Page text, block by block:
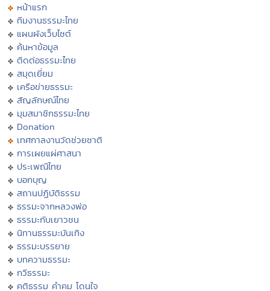
หน้าแรก
ทีมงานธรรมะไทย
แผนผังเว็บไซต์
ค้นหาข้อมูล
ติดต่อธรรมะไทย
สมุดเยี่ยม
เครือข่ายธรรมะ
สัญลักษณ์ไทย
มุมสมาชิกธรรมะไทย
Donation
เทศกาลงานวัดช่วยชาติ
การเผยแผ่ศาสนา
ประเพณีไทย
บอกบุญ
สถานปฏิบัติธรรม
ธรรมะจากหลวงพ่อ
ธรรมะกับเยาวชน
นิทานธรรมะบันเทิง
ธรรมะบรรยาย
บทความธรรมะ
กวีธรรมะ
คติธรรม คำคม โดนใจ